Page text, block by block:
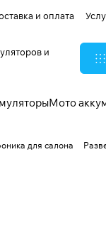
и оплата
и
Мото
для салона